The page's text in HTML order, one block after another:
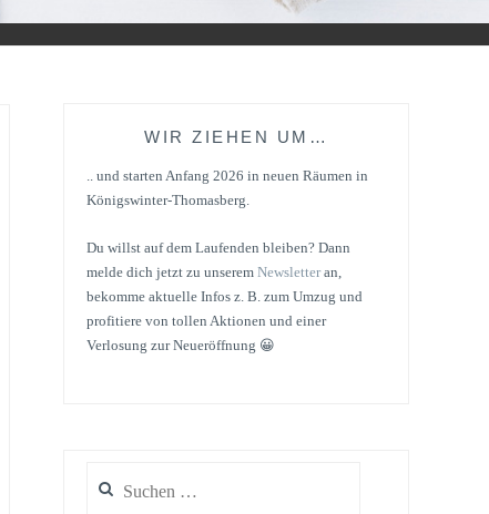
WIR ZIEHEN UM…
.. und starten Anfang 2026 in neuen Räumen in
Königswinter-Thomasberg.
Du willst auf dem Laufenden bleiben? Dann
melde dich jetzt zu unserem Newsletteran,
bekomme aktuelle Infos z. B. zum Umzug und
profitiere von tollen Aktionen und einer
Verlosung zur Neueröffnung 😀
nach: